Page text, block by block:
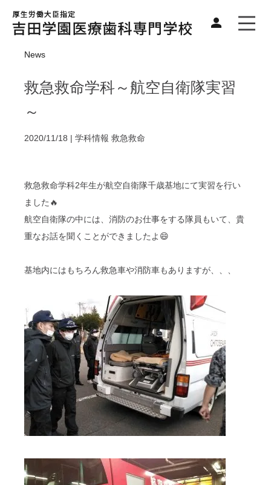
News
救急救命学科～航空自衛隊実習
～
2020/11/18 | 学科情報 救急救命
救急救命学科2年生が航空自衛隊千歳基地にて実習を行い
ました🔥
航空自衛隊の中には、消防のお仕事をする隊員もいて、貴
重なお話を聞くことができましたよ😄
基地内にはもちろん救急車や消防車もありますが、、、